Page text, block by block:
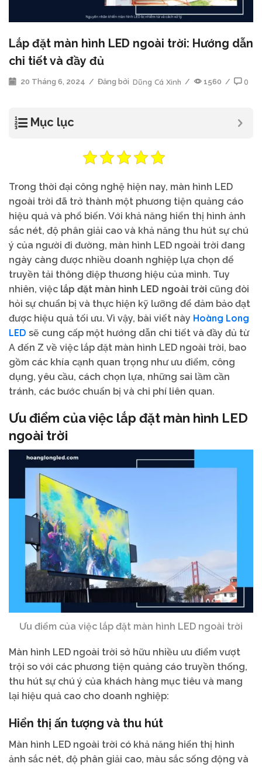
Lắp đặt màn hình LED ngoài trời: Hướng dẫn
chi tiết và đầy đủ
20 Tháng 6, 2024 / Đăng bởi Dũng Cá Xinh / 1560 / 0
Mục lục
Trong thời đại công nghệ hiện nay, màn hình LED
ngoài trời đã trở thành một phương tiện quảng cáo
hiệu quả và phổ biến. Với khả năng hiển thị hình ảnh
sắc nét, độ phân giải cao và khả năng thu hút sự chú
ý của người đi đường, màn hình LED ngoài trời đang
ngày càng được nhiều doanh nghiệp lựa chọn để
truyền tải thông điệp thương hiệu của mình. Tuy
nhiên, việc lắp đặt màn hình LED ngoài trời cũng đòi
hỏi sự chuẩn bị và thực hiện kỹ lưỡng để đảm bảo đạt
được hiệu quả tối ưu. Vì vậy, bài viết này Hoàng Long
LED sẽ cung cấp một hướng dẫn chi tiết và đầy đủ từ
A đến Z về việc lắp đặt màn hình LED ngoài trời, bao
gồm các khía cạnh quan trọng như ưu điểm, công
dụng, yêu cầu, cách chọn lựa, những sai lầm cần
tránh, các bước chuẩn bị và chi phí liên quan.
Ưu điểm của việc lắp đặt màn hình LED
ngoài trời
Ưu điểm của việc lắp đặt màn hình LED ngoài trời
Màn hình LED ngoài trời sở hữu nhiều ưu điểm vượt
trội so với các phương tiện quảng cáo truyền thống,
thu hút sự chú ý của khách hàng mục tiêu và mang
lại hiệu quả cao cho doanh nghiệp:
Hiển thị ấn tượng và thu hút
Màn hình LED ngoài trời có khả năng hiển thị hình
ảnh sắc nét, độ phân giải cao, màu sắc sống động và